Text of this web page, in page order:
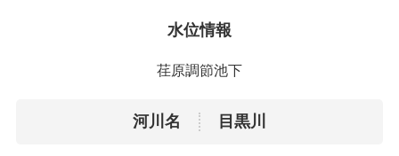
水位情報
荏原調節池下
河川名 目黒川